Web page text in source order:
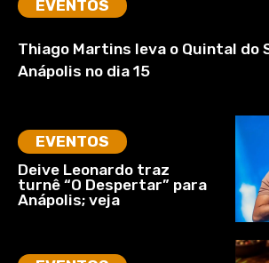
EVENTOS
Thiago Martins leva o Quintal do
Anápolis no dia 15
EVENTOS
Deive Leonardo traz
turnê “O Despertar” para
Anápolis; veja